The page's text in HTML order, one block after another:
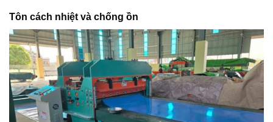
Tôn cách nhiệt và chống ồn